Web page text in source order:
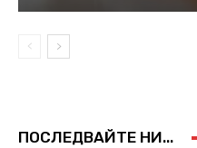
ПОСЛЕДВАЙТЕ НИ...